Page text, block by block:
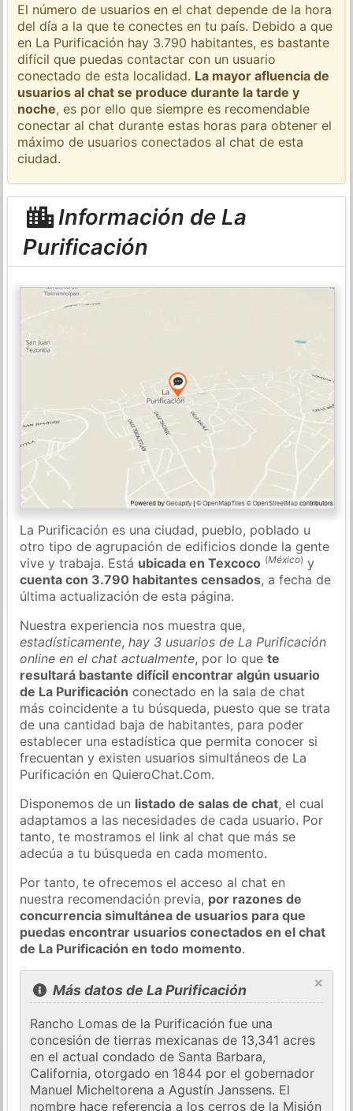
El número de usuarios en el chat depende de la hora
del día a la que te conectes en tu país. Debido a que
en La Purificación hay 3.790 habitantes, es bastante
difícil que puedas contactar con un usuario
conectado de esta localidad. La mayor afluencia de
usuarios al chat se produce durante la tarde y
noche, es por ello que siempre es recomendable
conectar al chat durante estas horas para obtener el
máximo de usuarios conectados al chat de esta
ciudad.
Información de La
Purificación
La Purificación es una ciudad, pueblo, poblado u
otro tipo de agrupación de edificios donde la gente
vive y trabaja. Está ubicada en Texcoco (México) y
cuenta con 3.790 habitantes censados, a fecha de
última actualización de esta página.
Nuestra experiencia nos muestra que,
estadísticamente,hay 3 usuarios de La Purificación
online en el chat actualmente, por lo quete
resultará bastante difícil encontrar algún usuario
de La Purificación conectado en la sala de chat
más coincidente a tu búsqueda, puesto que se trata
de una cantidad baja de habitantes, para poder
establecer una estadística que permita conocer si
frecuentan y existen usuarios simultáneos de La
Purificación en QuieroChat.Com.
Disponemos de un listado de salas de chat, el cual
adaptamos a las necesidades de cada usuario. Por
tanto, te mostramos el link al chat que más se
adecúa a tu búsqueda en cada momento.
Por tanto, te ofrecemos el acceso al chat en
nuestra recomendación previa, por razones de
concurrencia simultánea de usuarios para que
puedas encontrar usuarios conectados en el chat
de La Purificación en todo momento.
×
Más datos de La Purificación
Rancho Lomas de la Purificación fue una
concesión de tierras mexicanas de 13,341 acres
en el actual condado de Santa Barbara,
California, otorgado en 1844 por el gobernador
Manuel Micheltorena a Agustín Janssens. El
nombre hace referencia a los cerros de la Misión